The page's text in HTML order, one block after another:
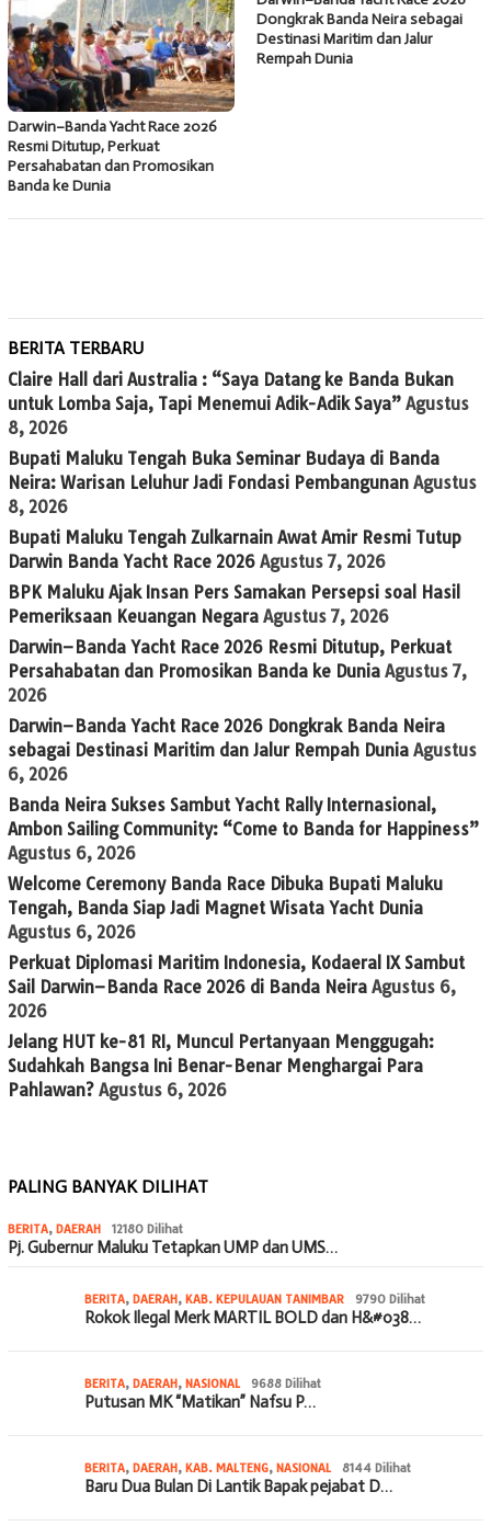
Darwin–Banda Yacht Race 2026
Resmi Ditutup, Perkuat
Persahabatan dan Promosikan
Banda ke Dunia
Dongkrak Banda Neira sebagai
Destinasi Maritim dan Jalur
Rempah Dunia
BERITA TERBARU
Claire Hall dari Australia : “Saya Datang ke Banda Bukan
untuk Lomba Saja, Tapi Menemui Adik-Adik Saya” Agustus
8, 2026
Bupati Maluku Tengah Buka Seminar Budaya di Banda
Neira: Warisan Leluhur Jadi Fondasi Pembangunan Agustus
8, 2026
Bupati Maluku Tengah Zulkarnain Awat Amir Resmi Tutup
Darwin Banda Yacht Race 2026 Agustus 7, 2026
BPK Maluku Ajak Insan Pers Samakan Persepsi soal Hasil
Pemeriksaan Keuangan Negara Agustus 7, 2026
Darwin–Banda Yacht Race 2026 Resmi Ditutup, Perkuat
Persahabatan dan Promosikan Banda ke Dunia Agustus 7,
2026
Darwin–Banda Yacht Race 2026 Dongkrak Banda Neira
sebagai Destinasi Maritim dan Jalur Rempah Dunia Agustus
6, 2026
Banda Neira Sukses Sambut Yacht Rally Internasional,
Ambon Sailing Community: “Come to Banda for Happiness”
Agustus 6, 2026
Welcome Ceremony Banda Race Dibuka Bupati Maluku
Tengah, Banda Siap Jadi Magnet Wisata Yacht Dunia
Agustus 6, 2026
Perkuat Diplomasi Maritim Indonesia, Kodaeral IX Sambut
Sail Darwin–Banda Race 2026 di Banda Neira Agustus 6,
2026
Jelang HUT ke-81 RI, Muncul Pertanyaan Menggugah:
Sudahkah Bangsa Ini Benar-Benar Menghargai Para
Pahlawan? Agustus 6, 2026
PALING BANYAK DILIHAT
BERITA, DAERAH 12180 Dilihat
Pj. Gubernur Maluku Tetapkan UMP dan UMS…
BERITA, DAERAH, KAB. KEPULAUAN TANIMBAR 9790 Dilihat
Rokok Ilegal Merk MARTIL BOLD dan H&#038…
BERITA, DAERAH, NASIONAL 9688 Dilihat
Putusan MK “Matikan” Nafsu P…
BERITA, DAERAH, KAB. MALTENG, NASIONAL 8144 Dilihat
Baru Dua Bulan Di Lantik Bapak pejabat D…